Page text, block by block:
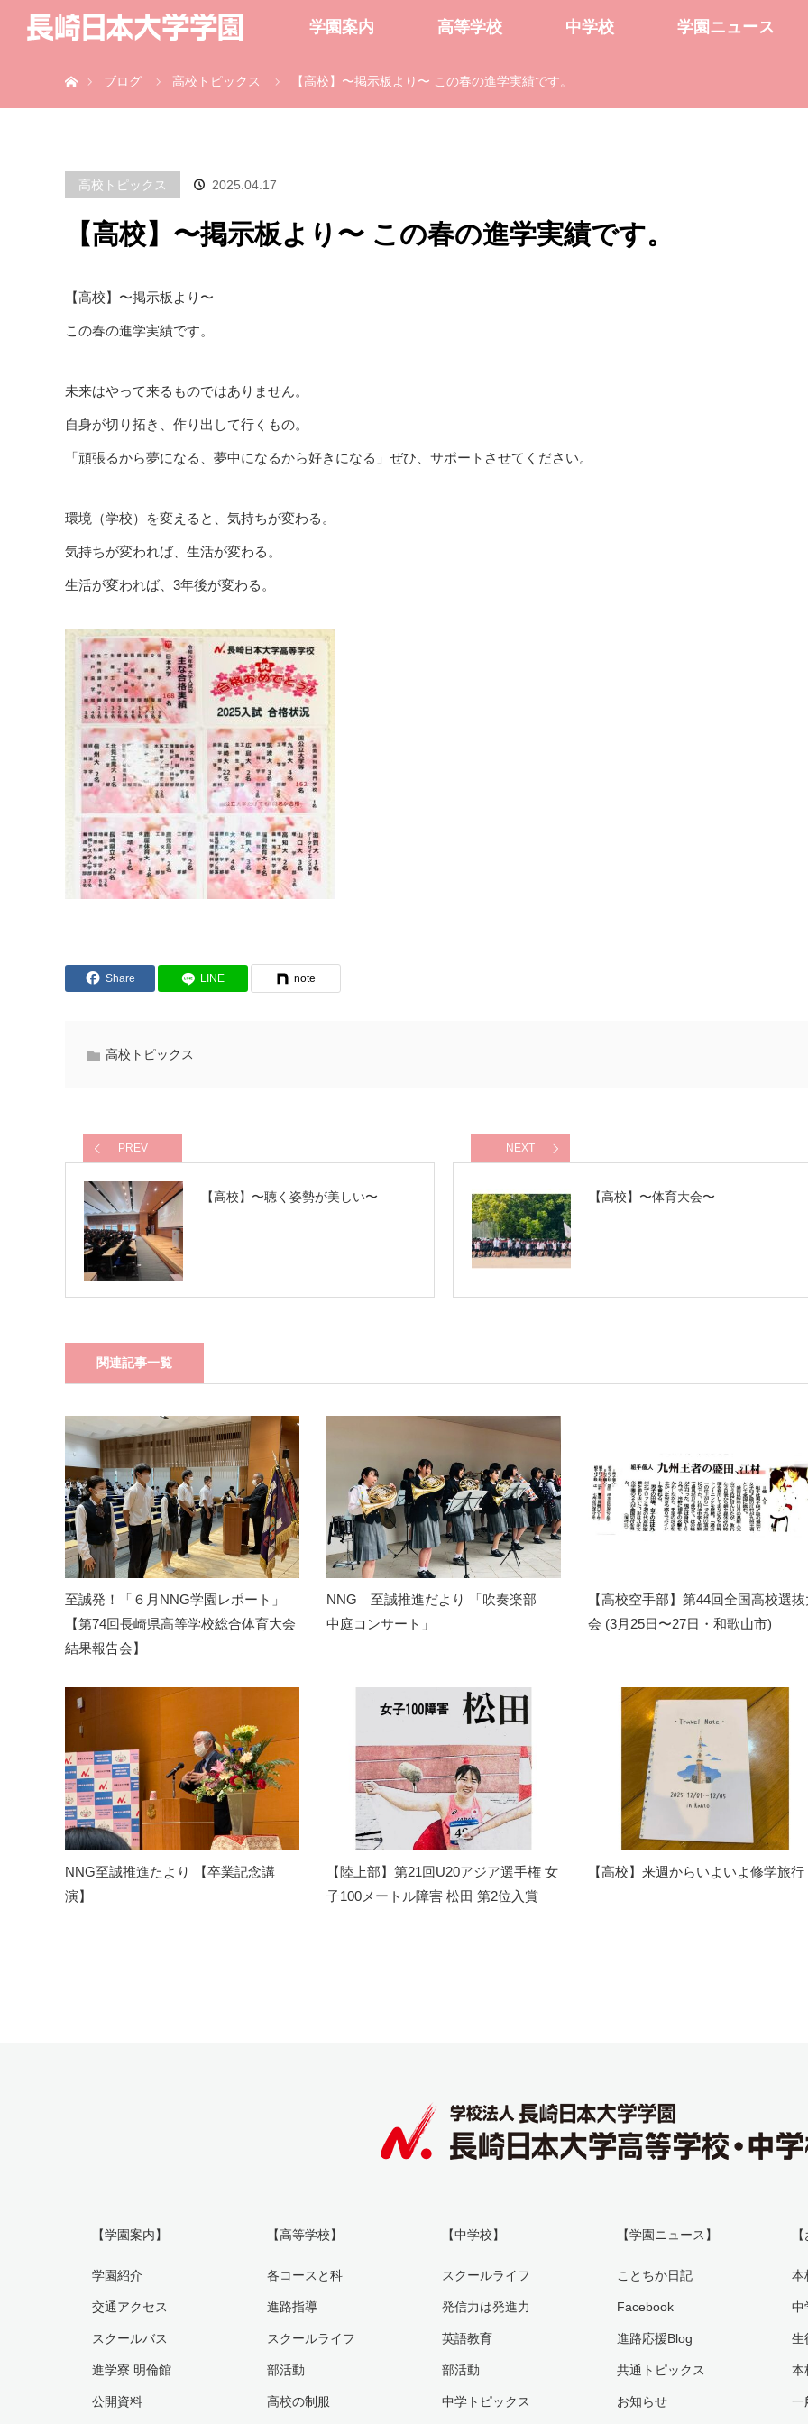
学園案内 高等学校 中学校 学園ニュース
ブログ
高校トピックス 【高校】〜掲示板より〜 この春の進学実績です。
高校トピックス 2025.04.17
【高校】〜掲示板より〜 この春の進学実績です。
【高校】〜掲示板より〜
この春の進学実績です。
未来はやって来るものではありません。
自身が切り拓き、作り出して行くもの。
「頑張るから夢になる、夢中になるから好きになる」ぜひ、サポートさせてください。
環境（学校）を変えると、気持ちが変わる。
気持ちが変われば、生活が変わる。
生活が変われば、3年後が変わる。
Share LINE note
高校トピックス
PREV
【高校】〜聴く姿勢が美しい〜
NEXT
【高校】〜体育大会〜
関連記事一覧
至誠発！「６月NNG学園レポート」
【第74回長崎県高等学校総合体育大会
結果報告会】
NNG 至誠推進だより 「吹奏楽部
中庭コンサート」
【高校空手部】第44回全国高校選
会 (3月25日〜27日・和歌山市)
NNG至誠推進たより 【卒業記念講
演】
【陸上部】第21回U20アジア選手権 女
子100メートル障害 松田 第2位入賞
【高校】来週からいよいよ修学旅行
【学園案内】
学園紹介
交通アクセス
スクールバス
進学寮 明倫館
公開資料
【高等学校】
各コースと科
進路指導
スクールライフ
部活動
高校の制服
【中学校】
スクールライフ
発信力は発進力
英語教育
部活動
中学トピックス
【学園ニュース】
ことちか日記
Facebook
進路応援Blog
共通トピックス
お知らせ
本
中
生
本
一